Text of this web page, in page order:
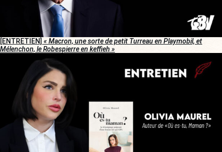
[ENTRETIEN] « Macron, une sorte de petit Turreau en Playmobil, et
Mélenchon, le Robespierre en keffieh »